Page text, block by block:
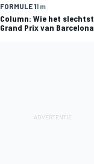
FORMULE 11 m
Column: Wie het
Grand Prix van Barcelona